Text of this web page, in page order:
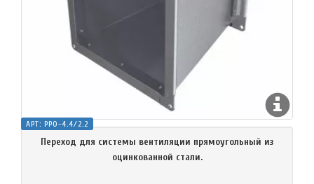
АРТ: PPO-4.4/2.2
Переход для системы вентиляции прямоугольный из
оцинкованной стали.